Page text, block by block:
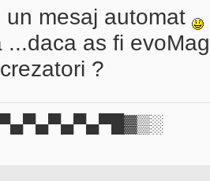
un mesaj automat
...daca as fi
?